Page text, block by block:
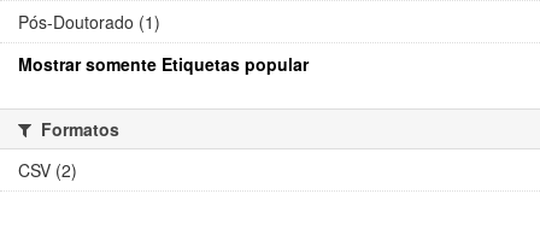
Pós-Doutorado (1)
Mostrar somente Etiquetas popular
Formatos
CSV (2)